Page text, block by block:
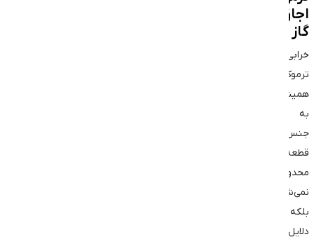
اجاق
گاز
خرابی
ترموکوپل
همیشه
به
جنس
قطعه
محدود
نمی‌شود؛
بلکه
دلایل